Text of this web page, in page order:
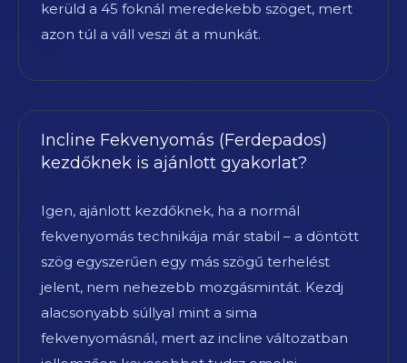
kerüld a 45 foknál meredekebb szöget, mert
azon túl a váll veszi át a munkát.
Incline Fekvenyomás (Ferdepados)
kezdőknek is ajánlott gyakorlat?
Igen, ajánlott kezdőknek, ha a normál
fekvenyomás technikája már stabil – a döntött
szög egyszerűen egy más szögű terhelést
jelent, nem nehezebb mozgásmintát. Kezdj
alacsonyabb súllyal mint a sima
fekvenyomásnál, mert az incline változatban